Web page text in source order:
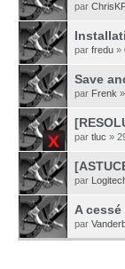
par
par fredu »
Save
par Frenk
par tluc »
par
A
par